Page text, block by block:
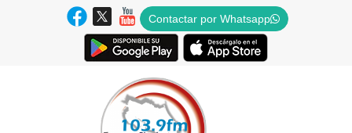
Contactar por Whatsapp